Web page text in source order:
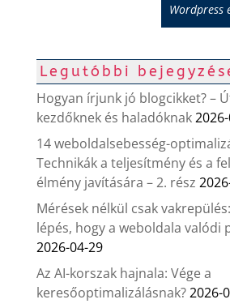
Wordpress
Legutóbbi
Hogyan írjunk jó blogcikket? –
kezdőknek és haladóknak
14 weboldalsebesség-
Technikák a teljesítmény és a
élmény javítására – 2. rész
Mérések nélkül csak
lépés, hogy a weboldala valódi
2026-04-29
Az AI-korszak hajnala: Vége a
keresőoptimalizálásnak?2026-